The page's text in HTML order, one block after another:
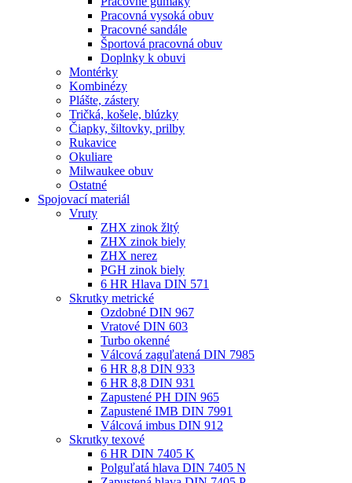
Pracovná vysoká obuv
Pracovné sandále
Športová pracovná obuv
Doplnky k obuvi
Montérky
Kombinézy
Plášte, zástery
Tričká, košele, blúzky
Čiapky, šiltovky, prilby
Rukavice
Okuliare
Milwaukee obuv
Ostatné
Spojovacímateriál
Vruty
ZHX zinok žltý
ZHX zinok biely
ZHX nerez
PGH zinok biely
6 HR Hlava DIN 571
Skrutky metrické
Ozdobné DIN 967
Vratové DIN 603
Turbo okenné
Válcová zaguľatená DIN 7985
6 HR 8,8 DIN 933
6 HR 8,8 DIN 931
Zapustené PH DIN 965
Zapustené IMB DIN 7991
Válcová imbus DIN 912
Skrutky texové
6 HR DIN 7405 K
Polguľatá hlava DIN 7405 N